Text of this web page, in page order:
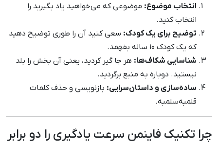
انتخاب موضوع: موضوعی که می‌خواهید یاد بگیرید را
انتخاب کنید.
توضیح برای یک کودک: سعی کنید آن را طوری توضیح دهید
که یک کودک ۱۰ ساله بفهمد.
شناسایی شکاف‌ها: هر جا گیر کردید، یعنی آن بخش را بلد
نیستید. دوباره به منبع برگردید.
ساده‌سازی و داستان‌سرایی: بازنویسی و حذف کلمات
قلمبه‌سلمبه.
چرا تکنیک فاینمن سرعت یادگیری را دو برابر